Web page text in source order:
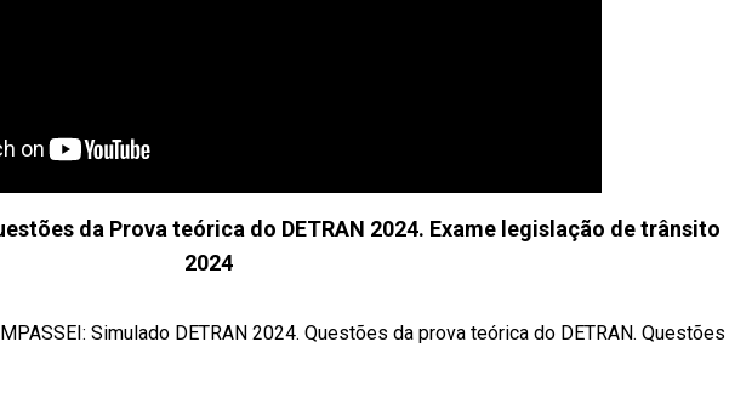
da Prova teórica do DETRAN 2024. Exame legislação de trânsito
2024
Simulado DETRAN 2024. Questões da prova teórica do DETRAN. Questões